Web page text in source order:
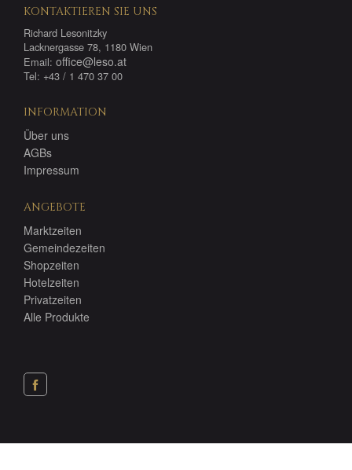
KONTAKTIEREN SIE UNS
Richard Lesonitzky
Lacknergasse 78, 1180 Wien
Email: office@leso.at
Tel: +43 / 1 470 37 00
INFORMATION
Über uns
AGBs
Impressum
ANGEBOTE
Marktzeiten
Gemeindezeiten
Shopzeiten
Hotelzeiten
Privatzeiten
Alle Produkte